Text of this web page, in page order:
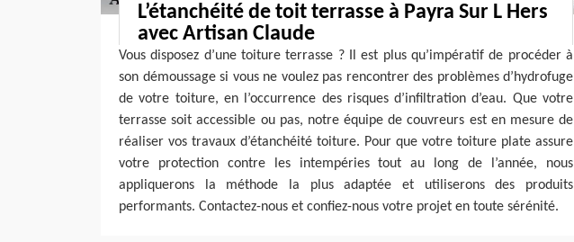
L’étanchéité de toit terrasse à Payra Sur L Hers
avec Artisan Claude
Vous disposez d’une toiture terrasse ? Il est plus qu’impératif de procéder à
son démoussage si vous ne voulez pas rencontrer des problèmes d’hydrofuge
de votre toiture, en l’occurrence des risques d’infiltration d’eau. Que votre
terrasse soit accessible ou pas, notre équipe de couvreurs est en mesure de
réaliser vos travaux d’étanchéité toiture. Pour que votre toiture plate assure
votre protection contre les intempéries tout au long de l’année, nous
appliquerons la méthode la plus adaptée et utiliserons des produits
performants. Contactez-nous et confiez-nous votre projet en toute sérénité.